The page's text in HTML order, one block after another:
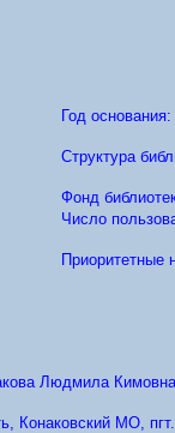
Год
Структура
Фонд
Число
Приоритетные
Людмила Кимовна
Конаковский МО,